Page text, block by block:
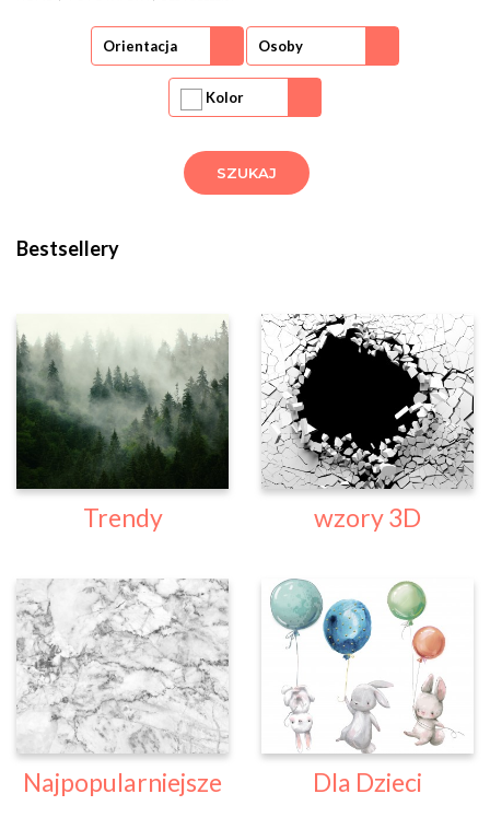
Orientacja Osoby
Kolor
Bestsellery
Trendy wzory 3D
Najpopularniejsze Dla Dzieci